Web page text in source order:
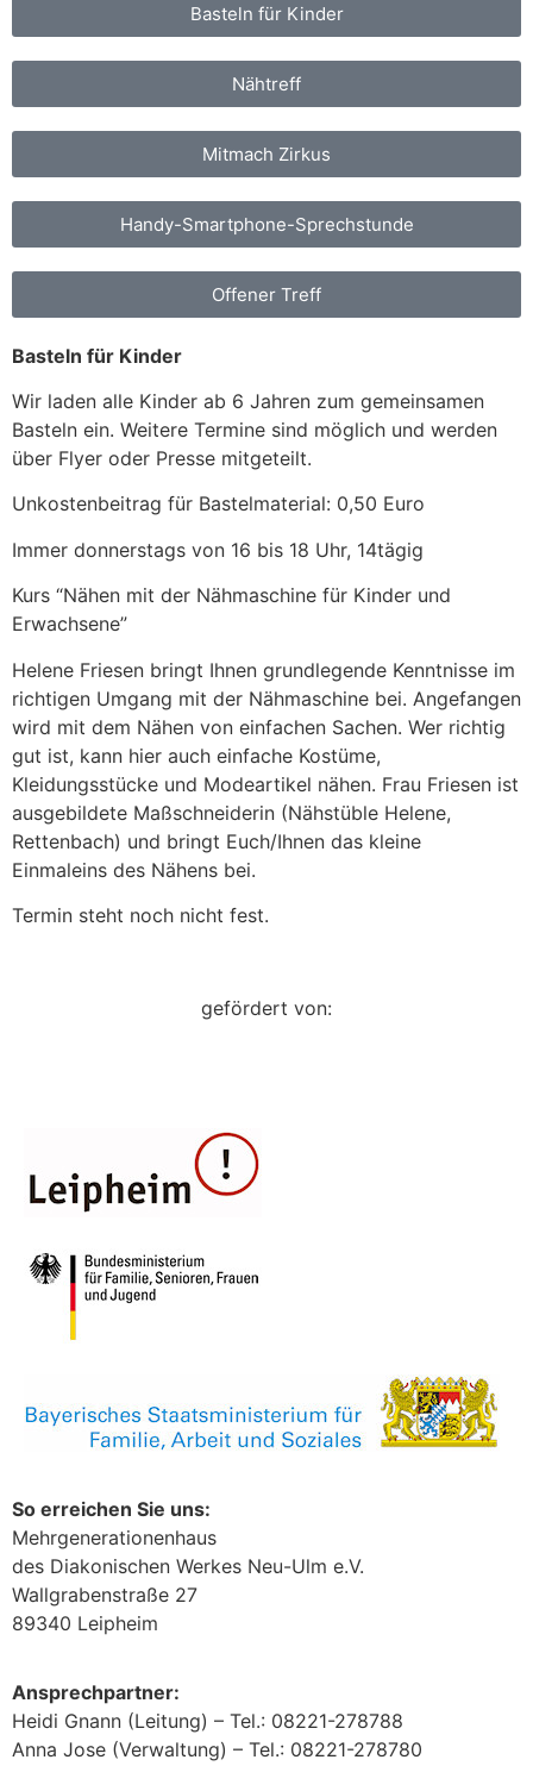
Basteln für Kinder
Nähtreff
Mitmach Zirkus
Handy-Smartphone-Sprechstunde
Offener Treff
Basteln für Kinder
Wir laden alle Kinder ab 6 Jahren zum gemeinsamen
Basteln ein. Weitere Termine sind möglich und werden
über Flyer oder Presse mitgeteilt.
Unkostenbeitrag für Bastelmaterial: 0,50 Euro
Immer donnerstags von 16 bis 18 Uhr, 14tägig
Kurs “Nähen mit der Nähmaschine für Kinder und
Erwachsene”
Helene Friesen bringt Ihnen grundlegende Kenntnisse im
richtigen Umgang mit der Nähmaschine bei. Angefangen
wird mit dem Nähen von einfachen Sachen. Wer richtig
gut ist, kann hier auch einfache Kostüme,
Kleidungsstücke und Modeartikel nähen. Frau Friesen ist
ausgebildete Maßschneiderin (Nähstüble Helene,
Rettenbach) und bringt Euch/Ihnen das kleine
Einmaleins des Nähens bei.
Termin steht noch nicht fest.
gefördert von:
So erreichen Sie uns:
Mehrgenerationenhaus
des Diakonischen Werkes Neu-Ulm e.V.
Wallgrabenstraße 27
89340 Leipheim
Ansprechpartner:
Heidi Gnann (Leitung) – Tel.: 08221-278788
Anna Jose (Verwaltung) – Tel.: 08221-278780